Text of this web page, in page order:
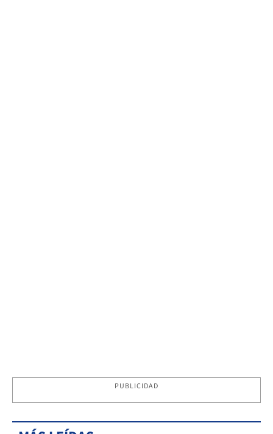
PUBLICIDAD